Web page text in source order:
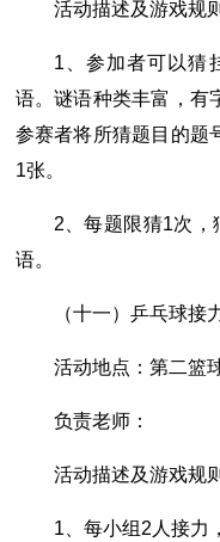
活动描述及游戏规
1、参加者可以猜
语。谜语种类丰富，有
参赛者将所猜题目的题
1张。
2、每题限猜1次
语。
（十一）乒乓球接
活动地点：第二篮
负责老师：
活动描述及游戏规
1、每小组2人接力